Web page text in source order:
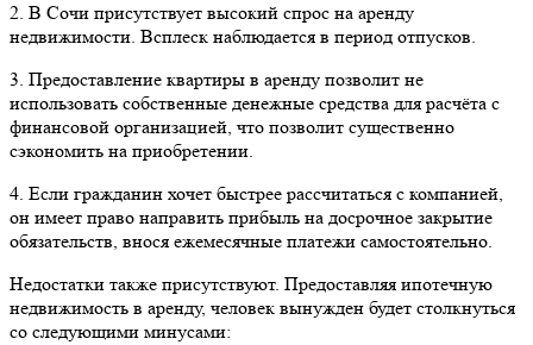
2. В Сочи присутствует высокий спрос на аренду
недвижимости. Всплеск наблюдается в период отпусков.
3. Предоставление квартиры в аренду позволит не
использовать собственные денежные средства для расчёта с
финансовой организацией, что позволит существенно
сэкономить на приобретении.
4. Если гражданин хочет быстрее рассчитаться с компанией,
он имеет право направить прибыль на досрочное закрытие
обязательств, внося ежемесячные платежи самостоятельно.
Недостатки также присутствуют. Предоставляя ипотечную
недвижимость в аренду, человек вынужден будет столкнуться
со следующими минусами: